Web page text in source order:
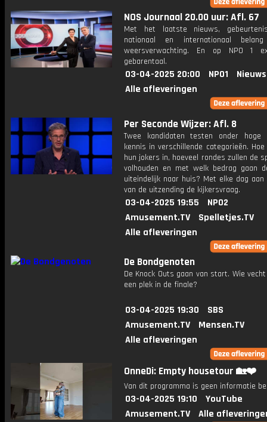
NOS Journaal 20.00 uur: Afl. 67
Met het laatste nieuws,
nationaal en internationaal
weersverwachting. En op NPO 1
gebarentaal.
03-04-2025 20:00 NPO1
Alle afleveringen
Per Seconde Wijzer: Afl. 8
Twee kandidaten testen onder hoge
kennis in verschillende categorieën.
hun jokers in, hoeveel rondes zullen de
volhouden en met welk bedrag gaan
uiteindelijk naar huis? Met elke dag
van de uitzending de kijkersvraag.
03-04-2025 19:55
NPO2
Amusement.TV
Spelletjes.TV
Alle afleveringen
De Bondgenoten
De Knock Outs gaan van start. Wie
een plek in de finale?
03-04-2025 19:30
SBS
Amusement.TV
Mensen.TV
Alle afleveringen
OnneDi: Empty housetour 🏡❤️
Van dit programma is geen informatie
03-04-2025 19:10
YouTube
Amusement.TV
Alle